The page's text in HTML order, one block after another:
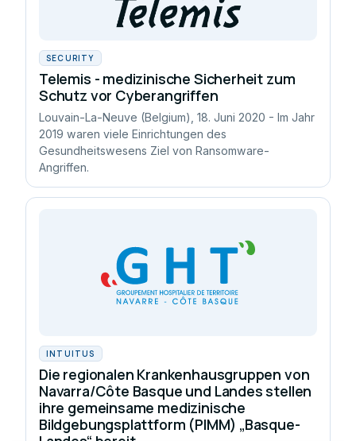
SECURITY
Telemis - medizinische Sicherheit zum
Schutz vor Cyberangriffen
Louvain-La-Neuve (Belgium), 18. Juni 2020 - Im Jahr
2019 waren viele Einrichtungen des
Gesundheitswesens Ziel von Ransomware-
Angriffen.
INTUITUS
Die regionalen Krankenhausgruppen von
Navarra/Côte Basque und Landes stellen
ihre gemeinsame medizinische
Bildgebungsplattform (PIMM) „Basque-